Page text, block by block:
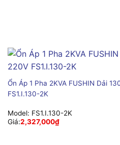
Ổn Áp 1 Pha 2KVA FUSHIN Dải
FS1.I.130-2K
Model: FS1.I.130-2K
Giá:2,327,000₫